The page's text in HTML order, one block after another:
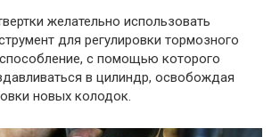
желательно использовать
для регулировки тормозного
с помощью которого
в цилиндр, освобождая
новых колодок.